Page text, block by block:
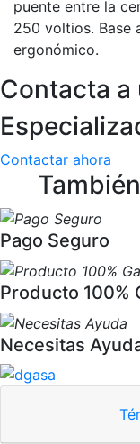
puente entre la
250 voltios. Base
ergonómico.
Contacta a
Contactar ahora
Pago Seguro
Producto 100%
Necesitas